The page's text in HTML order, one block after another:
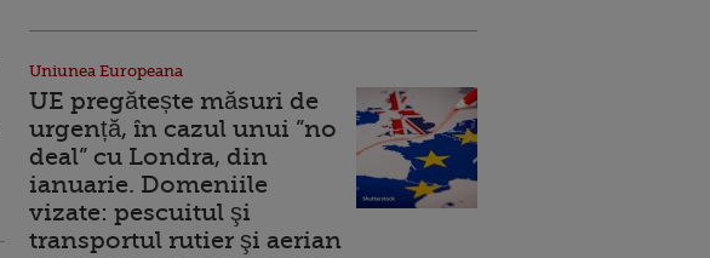
Uniunea Europeana
UE pregătește măsuri de
urgență, în cazul unui ”no
deal” cu Londra, din
ianuarie. Domeniile
vizate: pescuitul şi
transportul rutier şi aerian